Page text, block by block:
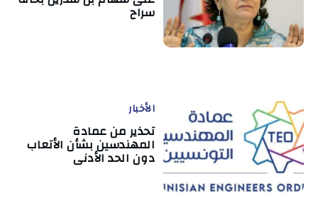
سراح
الأخبار
تحذير من عمادة
المهندسين بشأن الأتعاب
دون الحد الأدنى